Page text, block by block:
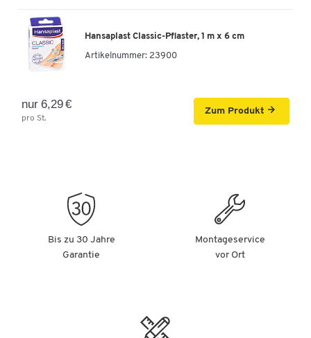
Hansaplast Classic-Pflaster, 1 m x 6 cm
Artikelnummer: 23900
nur 6,29 €
pro St.
Zum Produkt
Bis zu 30 Jahre
Garantie
Montageservice
vor Ort